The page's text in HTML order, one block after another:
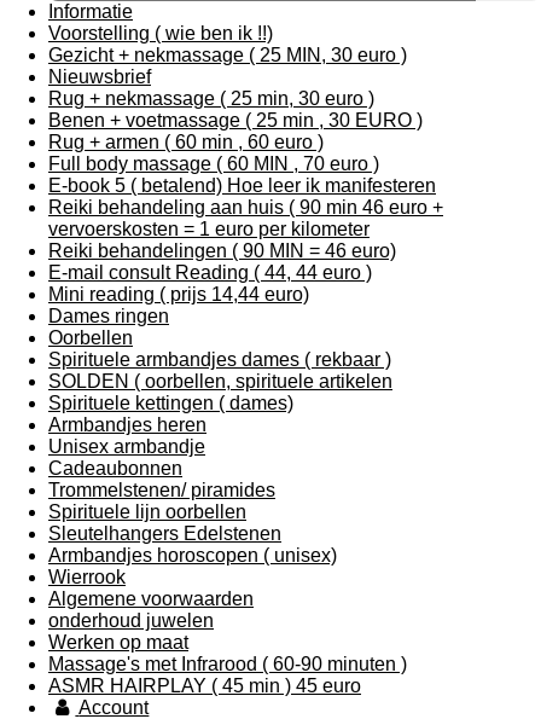
Informatie
Voorstelling ( wie ben ik !!)
Gezicht + nekmassage ( 25 MIN, 30 euro )
Nieuwsbrief
Rug + nekmassage ( 25 min, 30 euro )
Benen + voetmassage ( 25 min , 30 EURO )
Rug + armen ( 60 min , 60 euro )
Full body massage ( 60 MIN , 70 euro )
E-book 5 ( betalend) Hoe leer ik manifesteren
Reiki behandeling aan huis ( 90 min 46 euro +
vervoerskosten = 1 euro per kilometer
Reiki behandelingen ( 90 MIN = 46 euro)
E-mail consult Reading ( 44, 44 euro )
Mini reading ( prijs 14,44 euro)
Dames ringen
Oorbellen
Spirituele armbandjes dames ( rekbaar )
SOLDEN ( oorbellen, spirituele artikelen
Spirituele kettingen ( dames)
Armbandjes heren
Unisex armbandje
Cadeaubonnen
Trommelstenen/ piramides
Spirituele lijn oorbellen
Sleutelhangers Edelstenen
Armbandjes horoscopen ( unisex)
Wierrook
Algemene voorwaarden
onderhoud juwelen
Werken op maat
Massage's met Infrarood ( 60-90 minuten )
ASMR HAIRPLAY ( 45 min ) 45 euro
Account